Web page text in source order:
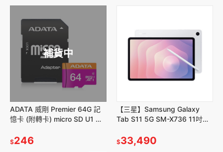
補貨中
ADATA 威剛 Premier 64G 記
憶卡 (附轉卡) micro SD U1 現
$246
【三星】Samsung Galaxy
Tab S11 5G SM-X736 11吋平
$33,490